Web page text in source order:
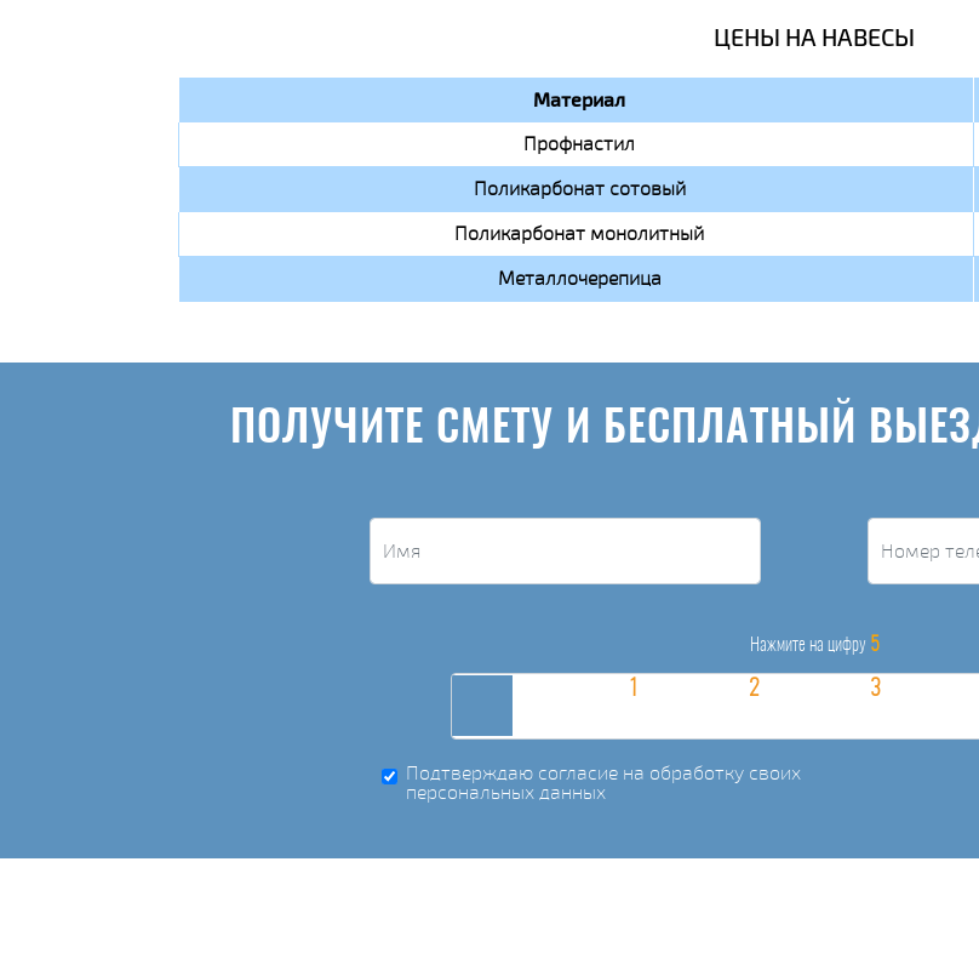
ЦЕНЫ НА НАВЕСЫ
Материал
Профнастил
Поликарбонат сотовый
Поликарбонат монолитный
Металлочерепица
ПОЛУЧИТЕ СМЕТУ И БЕСПЛАТНЫЙ
Нажмите на цифру 5
Подтверждаю согласие на обработку своих
персональных данных